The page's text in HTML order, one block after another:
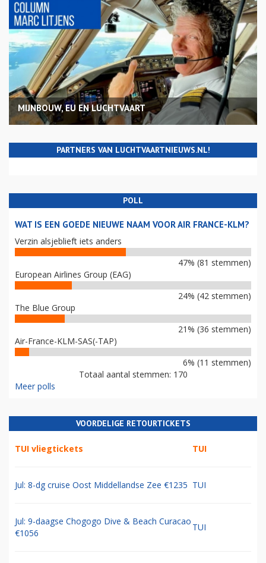
MIJNBOUW, EU EN LUCHTVAART
PARTNERS VAN LUCHTVAARTNIEUWS.NL!
POLL
WAT IS EEN GOEDE NIEUWE NAAM VOOR AIR FRANCE-KLM?
Verzin alsjeblieft iets anders
47% (81 stemmen)
European Airlines Group (EAG)
24% (42 stemmen)
The Blue Group
21% (36 stemmen)
Air-France-KLM-SAS(-TAP)
6% (11 stemmen)
Totaal aantal stemmen: 170
Meer polls
VOORDELIGE RETOURTICKETS
TUI vliegtickets TUI
Jul: 8-dg cruise Oost Middellandse Zee €1235 TUI
Jul: 9-daagse Chogogo Dive & Beach Curacao
€1056
TUI